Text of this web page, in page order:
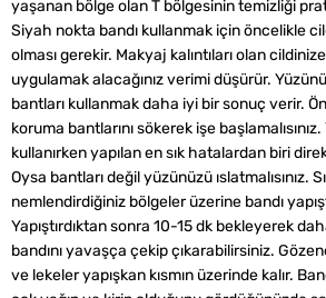
yaşanan bölge olan T bölgesinin temizliği
Siyah nokta bandı kullanmak için öncelikle
olması gerekir. Makyaj kalıntıları olan
uygulamak alacağınız verimi düşürür.
bantları kullanmak daha iyi bir sonuç verir.
koruma bantlarını sökerek işe
kullanırken yapılan en sık hatalardan biri
Oysa bantları değil yüzünüzü ıslatmalısınız.
nemlendirdiğiniz bölgeler üzerine bandı
Yapıştırdıktan sonra 10-15 dk bekleyerek
bandını yavaşça çekip çıkarabilirsiniz.
ve lekeler yapışkan kısmın üzerinde kalır.